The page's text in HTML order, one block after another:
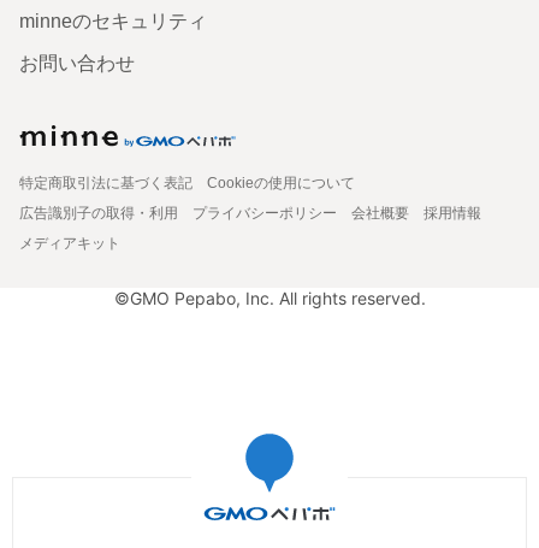
minneのセキュリティ
お問い合わせ
特定商取引法に基づく表記
Cookieの使用について
広告識別子の取得・利用
プライバシーポリシー 会社概要
採用情報
メディアキット
©GMO Pepabo, Inc. All rights reserved.